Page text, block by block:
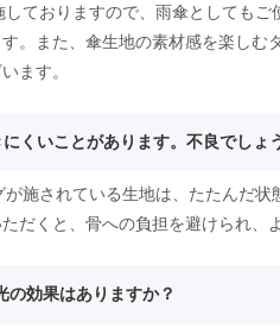
ておりますので、雨傘としても
。また、傘生地の素材感を楽し
ます。
くいことがあります。不良でしょ
施されている生地は、たたんだ
だくと、骨への負担を避けられ、
の効果はありますか？